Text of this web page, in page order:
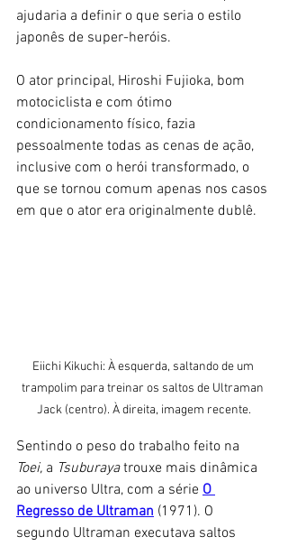
ajudaria a definir o que seria o estilo
japonês de super-heróis.
O ator principal, Hiroshi Fujioka, bom
motociclista e com ótimo
condicionamento físico, fazia
pessoalmente todas as cenas de ação,
inclusive com o herói transformado, o
que se tornou comum apenas nos casos
em que o ator era originalmente dublê.
Eiichi Kikuchi: À esquerda, saltando de um
trampolim para treinar os saltos de Ultraman
Jack (centro). À direita, imagem recente.
Sentindo o peso do trabalho feito na
Toei, a Tsuburaya trouxe mais dinâmica
ao universo Ultra, com a série O
Regresso de Ultraman (1971). O
segundo Ultraman executava saltos